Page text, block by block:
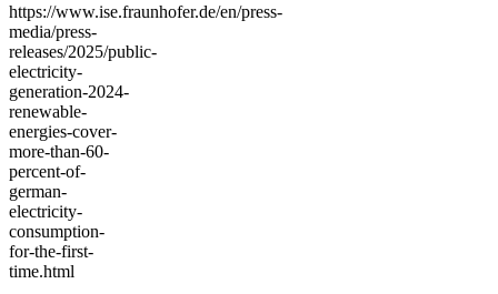
https://www.ise.fraunhofer.de/en/press-
media/press-
releases/2025/public-
electricity-
generation-2024-
renewable-
energies-cover-
more-than-60-
percent-of-
german-
electricity-
consumption-
for-the-first-
time.html